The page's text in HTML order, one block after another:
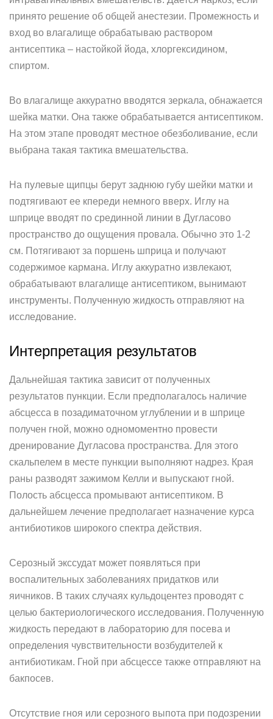
принято решение об общей анестезии. Промежность и
вход во влагалище обрабатываю раствором
антисептика – настойкой йода, хлоргексидином,
спиртом.
Во влагалище аккуратно вводятся зеркала, обнажается
шейка матки. Она также обрабатывается антисептиком.
На этом этапе проводят местное обезболивание, если
выбрана такая тактика вмешательства.
На пулевые щипцы берут заднюю губу шейки матки и
подтягивают ее кпереди немного вверх. Иглу на
шприце вводят по срединной линии в Дугласово
пространство до ощущения провала. Обычно это 1-2
см. Потягивают за поршень шприца и получают
содержимое кармана. Иглу аккуратно извлекают,
обрабатывают влагалище антисептиком, вынимают
инструменты. Полученную жидкость отправляют на
исследование.
Интерпретация результатов
Дальнейшая тактика зависит от полученных
результатов пункции. Если предполагалось наличие
абсцесса в позадиматочном углублении и в шприце
получен гной, можно одномоментно провести
дренирование Дугласова пространства. Для этого
скальпелем в месте пункции выполняют надрез. Края
раны разводят зажимом Келли и выпускают гной.
Полость абсцесса промывают антисептиком. В
дальнейшем лечение предполагает назначение курса
антибиотиков широкого спектра действия.
Серозный экссудат может появляться при
воспалительных заболеваниях придатков или
яичников. В таких случаях кульдоцентез проводят с
целью бактериологического исследования. Полученную
жидкость передают в лабораторию для посева и
определения чувствительности возбудителей к
антибиотикам. Гной при абсцессе также отправляют на
бакпосев.
Отсутствие гноя или серозного выпота при подозрении